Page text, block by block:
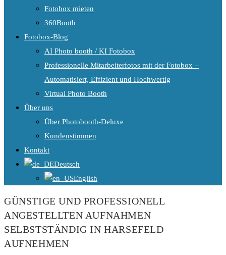
Fotobox mieten
360Booth
Fotobox-Blog
AI Photo booth / KI Fotobox
Professionelle Mitarbeiterfotos mit der Fotobox –
Automatisiert, Effizient und Hochwertig
Virtual Photo Booth
Über uns
Über Photobooth-Deluxe
Kundenstimmen
Kontakt
Deutsch
English
GÜNSTIGE UND PROFESSIONELL
ANGESTELLTEN AUFNAHMEN
SELBSTSTÄNDIG IN HARSEFELD
AUFNEHMEN